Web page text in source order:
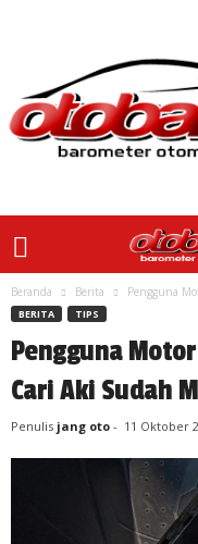
Beranda Berita Pengguna
BERITA TIPS
Pengguna
Cari Aki Sudah
Penulis jang oto - 11 Oktober